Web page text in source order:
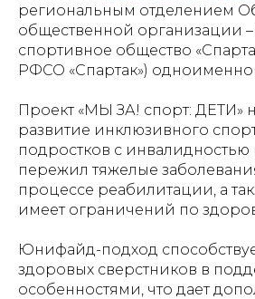
региональным отделением
общественной организации –
спортивное общество
РФСО «Спартак»)
Проект «МЫ ЗА! спорт: ДЕТИ»
развитие инклюзивного
подростков с инвалидностью
пережил тяжелые
процессе реабилитации, а
имеет ограничений по
Юнифайд-подход
здоровых сверстников в
особенностями, что дает